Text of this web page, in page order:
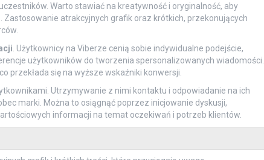
Warto stawiać na kreatywność i oryginalność, aby
atrakcyjnych grafik oraz krótkich, przekonujących
. Użytkownicy na Viberze cenią sobie indywidualne podejście,
użytkowników do tworzenia spersonalizowanych wiadomości.
przekłada się na wyższe wskaźniki konwersji.
Utrzymywanie z nimi kontaktu i odpowiadanie na ich
marki. Można to osiągnąć poprzez inicjowanie dyskusji,
informacji na temat oczekiwań i potrzeb klientów.